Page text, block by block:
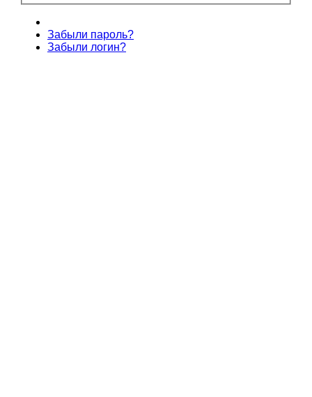
Забыли пароль?
Забыли логин?